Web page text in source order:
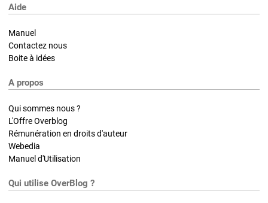
Aide
Manuel
Contactez nous
Boite à idées
A propos
Qui sommes nous ?
L'Offre Overblog
Rémunération en droits d'auteur
Webedia
Manuel d'Utilisation
Qui utilise OverBlog ?